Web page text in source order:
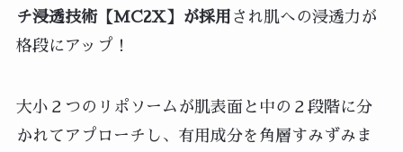
チ浸透技術【MC2X】が採用 され肌への浸透力が
格段にアップ！
大小２つのリポソームが肌表面と中の２段階に分
かれてアプローチし、有用成分を角層すみずみま